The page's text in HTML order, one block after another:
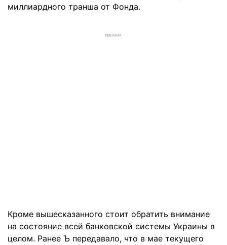
миллиардного транша от Фонда.
РЕКЛАМА
Кроме вышесказанного стоит обратить внимание
на состояние всей банковской системы Украины в
целом. Ранее Ъ передавало, что в мае текущего